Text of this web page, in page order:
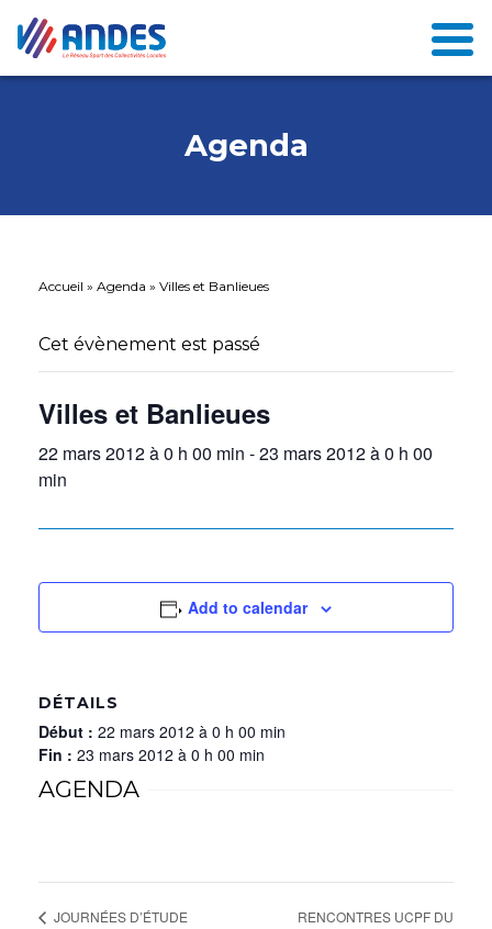
Agenda
Accueil » Agenda » Villes et Banlieues
Cet évènement est passé
Villes et Banlieues
22 mars 2012 à 0 h 00 min -23 mars 2012 à 0 h 00
min
Add to calendar
DÉTAILS
Début : 22 mars 2012 à 0 h 00 min
Fin : 23 mars 2012 à 0 h 00 min
AGENDA
JOURNÉES D’ÉTUDE
RENCONTRES UCPF DU